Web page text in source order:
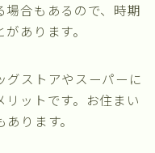
場合もあるので、時期
あります。
グストアやスーパーに
ットです。お住まい
ります。